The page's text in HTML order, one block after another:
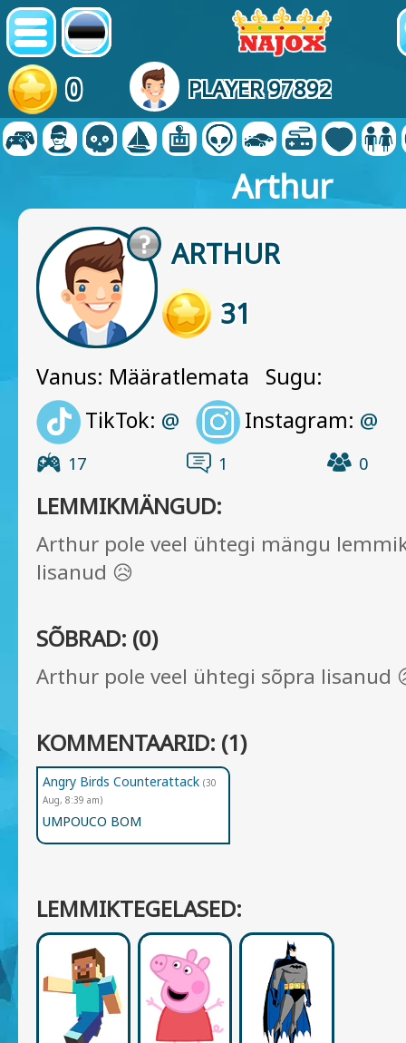
0 PLAYER 97892
Arthur
ARTHUR
31
Vanus: Määratlemata Sugu:
TikTok: @ Instagram: @
17 1 0
LEMMIKMÄNGUD:
Arthur pole veel ühtegi mängu
lisanud 😥
SÕBRAD: (0)
Arthur pole veel ühtegi sõpra lisanud
KOMMENTAARID: (1)
Angry Birds Counterattack (30
Aug, 8:39 am)
UMPOUCO BOM
LEMMIKTEGELASED: